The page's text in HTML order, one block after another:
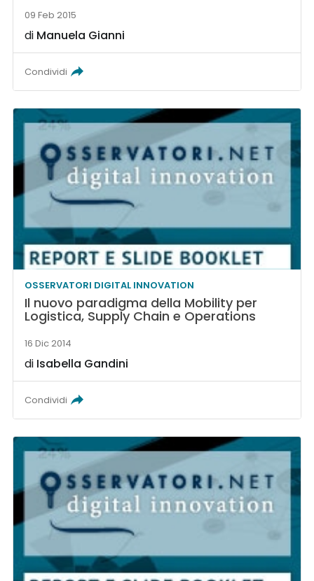
09 Feb 2015
di Manuela Gianni
Condividi
OSSERVATORI DIGITAL INNOVATION
Il nuovo paradigma della Mobility per
Logistica, Supply Chain e Operations
16 Dic 2014
di Isabella Gandini
Condividi